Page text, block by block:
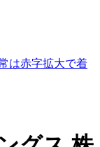
は赤字拡大で着